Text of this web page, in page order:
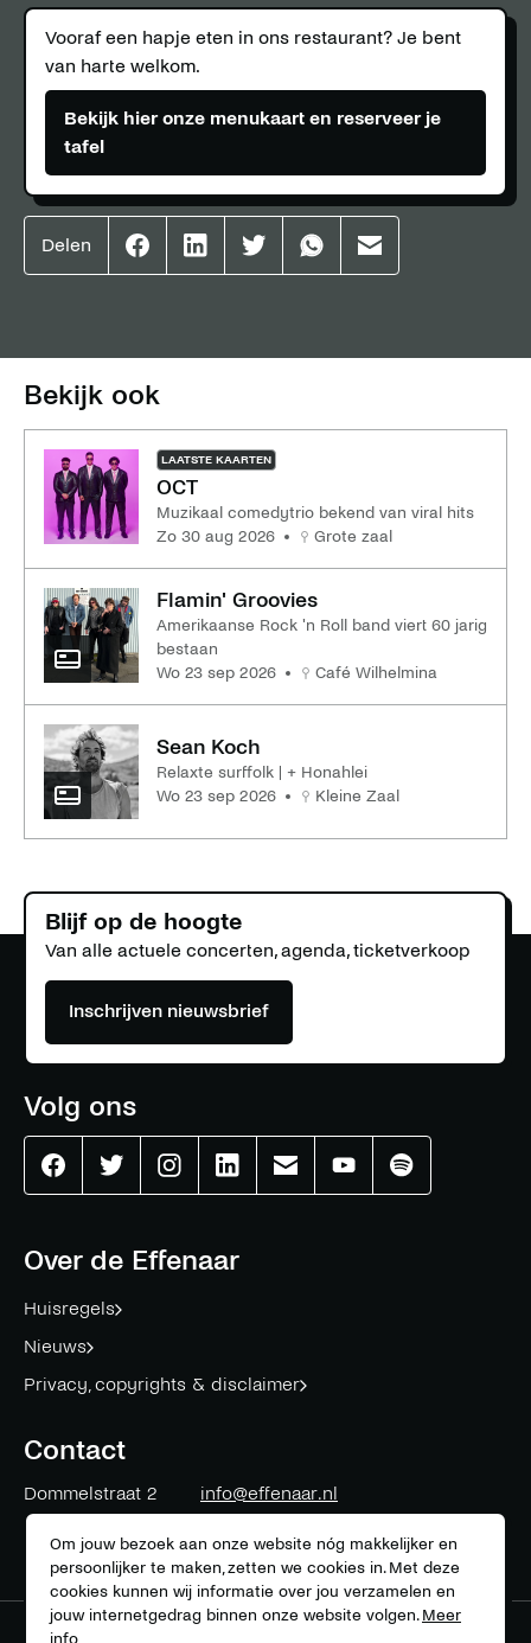
Vooraf een hapje eten in ons restaurant? Je bent
van harte welkom.
Bekijk hier onze menukaart en reserveer je
tafel
Delen
Effenaar
op
Effenaar
op
Effenaar
op
Effenaar
op
Effenaar
op
Bekijk ook
LAATSTE KAARTEN
OCT
Muzikaal comedytrio bekend van viral hits
zo 30 aug 2026
Grote zaal
Flamin' Groovies
Amerikaanse Rock 'n Roll band viert 60 jarig
bestaan
wo 23 sep 2026
Café Wilhelmina
Sean Koch
Relaxte surffolk | + Honahlei
wo 23 sep 2026
Kleine Zaal
Over de Effenaar
Huisregels
Nieuws
Privacy, copyrights & disclaimer
Contact
Dommelstraat 2
5611 CK
info@effenaar.nl
Blijf op de hoogte
Van alle actuele concerten, agenda, ticketverkoop
Inschrijven nieuwsbrief
Volg ons
EffenaarEffenaarEffenaarEffenaarEffenaarEffenaarEffenaar
Om jouw bezoek aan onze website nóg makkelijker en
persoonlijker te maken, zetten we cookies in. Met deze
cookies kunnen wij informatie over jou verzamelen en
jouw internetgedrag binnen onze website volgen. Meer
info